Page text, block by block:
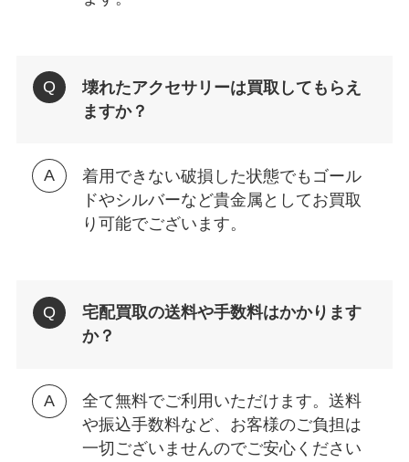
壊れたアクセサリーは買取してもらえ
ますか？
着用できない破損した状態でもゴール
ドやシルバーなど貴金属としてお買取
り可能でございます。
宅配買取の送料や手数料はかかります
か？
全て無料でご利用いただけます。送料
や振込手数料など、お客様のご負担は
一切ございませんのでご安心ください